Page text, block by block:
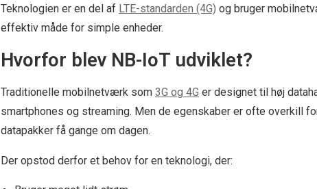
Teknologien er en del af LTE-standarden (4G) og bruger
effektiv måde for simple enheder.
Hvorfor blev NB-IoT udviklet?
Traditionelle mobilnetværk som 3G og 4G er designet til høj
smartphones og streaming. Men de egenskaber er ofte overkill
datapakker få gange om dagen.
Der opstod derfor et behov for en teknologi, der: